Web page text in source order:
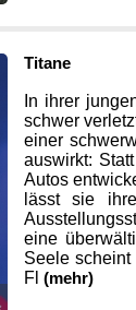
Titane
In ihrer
schwer
einer
auswirkt:
Autos
lässt sie
eine
Seele
Fl (mehr)